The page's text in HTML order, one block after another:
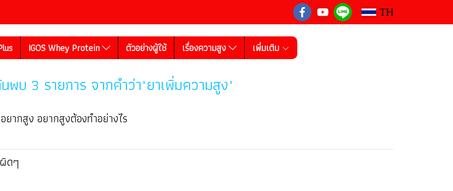
TH
IGOS Whey Protein ตัวอย่างผู้ใช้ เรื่องความสูง เพิ่มเติม
พบ 3 รายการ จากคำว่า"ยาเพิ่มความสูง"
ากสูง อยากสูงต้องทำอย่างไร
ดๆ